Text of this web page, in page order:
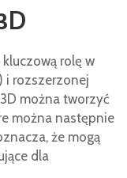
rolę w
i rozszerzonej
można tworzyć
można następnie
że mogą
dla